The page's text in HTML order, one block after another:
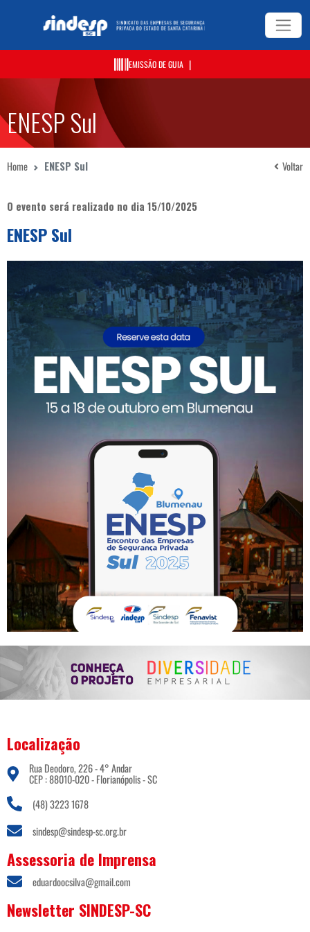
EMISSÃO DE GUIA |
ENESP Sul
Home ENESP Sul Voltar
O evento será realizado no dia 15/10/2025
ENESP Sul
Localização
Rua Deodoro, 226 - 4° Andar
CEP : 88010-020 - Florianópolis - SC
(48) 3223 1678
sindesp@sindesp-sc.org.br
Assessoria de Imprensa
eduardoocsilva@gmail.com
Newsletter SINDESP-SC